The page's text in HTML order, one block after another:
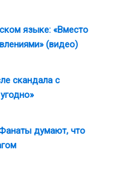
языке: «Вместо
(видео)
скандала с
думают, что